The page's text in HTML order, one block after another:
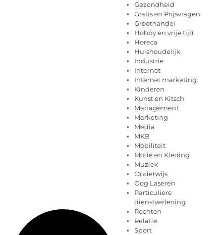
Gezondheid
Gratis en Prijsvragen
Groothandel
Hobby en vrije tijd
Horeca
Huishoudelijk
Industrie
Internet
Internet marketing
Kinderen
Kunst en Kitsch
Management
Marketing
Media
MKB
Mobiliteit
Mode en Kleding
Muziek
Onderwijs
Oog Laseren
Particuliere
dienstverlening
Rechten
Relatie
Sport